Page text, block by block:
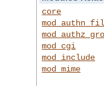
core
mod_cgi
mod_include
mod_mime